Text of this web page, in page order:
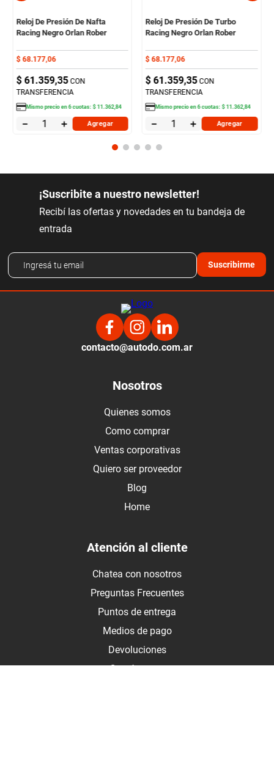
Reloj De Presión De Nafta
Racing Negro Orlan Rober
$ 68.177,06
$ 61.359,35 CON
TRANSFERENCIA
Mismo precio en6cuotas:$ 11 .362,84
＋
－ Agregar
Reloj De Presión De Turbo
Racing Negro Orlan Rober
$ 68.177,06
$ 61.359,35 CON
TRANSFERENCIA
Mismo precio en6cuotas:$ 11 .362,84
＋
－ Agregar
¡Suscribite a nuestro newsletter!
Recibí las ofertas y novedades en tu bandeja de
entrada
Suscribirme
contacto@autodo.com.ar
Nosotros
Quienes somos
Como comprar
Ventas corporativas
Quiero ser proveedor
Blog
Home
Atención al cliente
Chatea con nosotros
Preguntas Frecuentes
Puntos de entrega
Medios de pago
Devoluciones
Contáctanos